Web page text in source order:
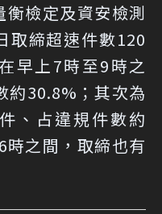
檢定及資安檢測
取締超速件數120
早上7時至9時之
約30.8%；其次為
、占違規件數約
之間，取締也有